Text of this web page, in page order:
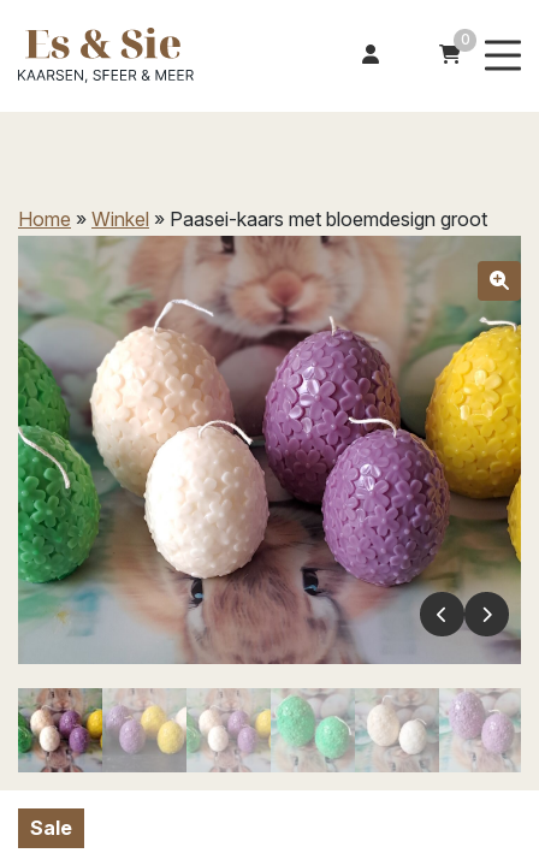
0
Home » Winkel » Paasei-kaars met bloemdesign groot
Sale